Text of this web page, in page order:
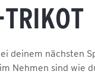
deinem nächsten
Nehmen sind wie